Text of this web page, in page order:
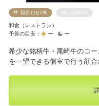
顔合わせOK 結納OK
和食（レストラン）
予算の目安：
ー ー
希少な銘柄牛・尾崎牛のコ
を一望できる個室で行う顔合